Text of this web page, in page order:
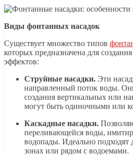
Виды фонтанных насадок
Существует множество типов
которых предназначена для
эффектов:
Струйные насадки. Эти
направленный поток воды.
создания вертикальных или
могут быть одиночными или
Каскадные насадки.
переливающейся воды,
водопады. Идеально подходят
зонах или рядом с водоемами.